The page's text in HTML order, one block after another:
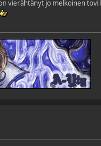
vierähtänyt jo melkoinen tovi